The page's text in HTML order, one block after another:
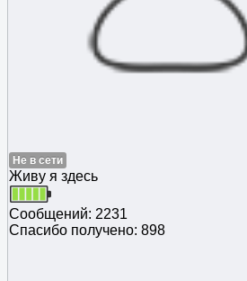
Не в сети
Живу я здесь
Сообщений: 2231
Спасибо получено: 898